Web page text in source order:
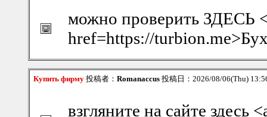
можно проверить ЗДЕСЬ
href=https://
Купить фирму 投稿者： Romanaccus 投稿日：2026/08/06(Thu)
взгляните на сайте